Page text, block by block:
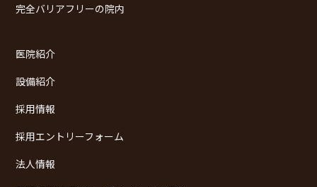
完全バリアフリーの院内
医院紹介
設備紹介
採用情報
採用エントリーフォーム
法人情報